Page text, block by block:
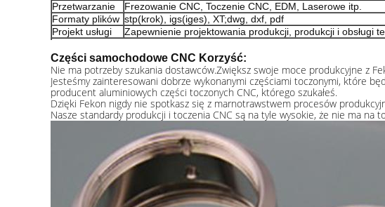
Przetwarzanie
Frezowanie CNC, Toczenie CNC, EDM, Laserowe itp.
Formaty plików stp(krok), igs(iges), XT;dwg, dxf, pdf
Projekt usługi
Zapewnienie projektowania produkcji, produkcji i obsługi
Części samochodowe CNC Korzyść:
Nie ma potrzeby szukania dostawców.Zwiększ swoje moce produkcyjne z
Jesteśmy zainteresowani dobrze wykonanymi częściami toczonymi, które
producent aluminiowych części toczonych CNC, którego szukałeś.
Dzięki Fekon nigdy nie spotkasz się z marnotrawstwem procesów
Nasze standardy produkcji i toczenia CNC są na tyle wysokie, że nie ma na